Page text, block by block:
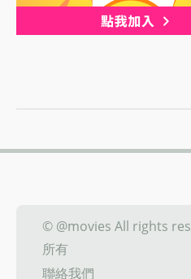
© @movies All rights
所有
聯絡我們